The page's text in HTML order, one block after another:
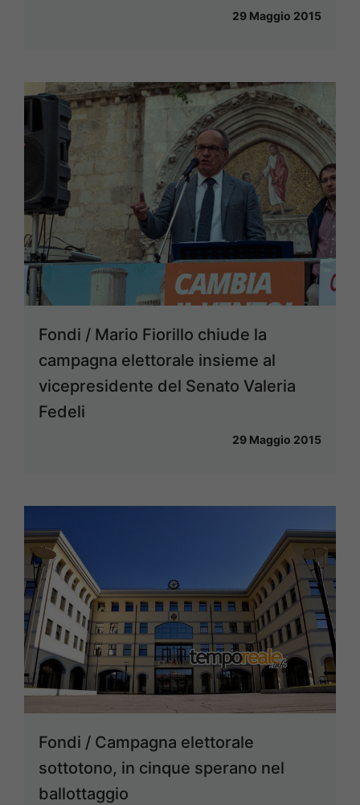
29 Maggio 2015
Fondi / Mario Fiorillo chiude la
campagna elettorale insieme al
vicepresidente del Senato Valeria
Fedeli
29 Maggio 2015
Fondi / Campagna elettorale
sottotono, in cinque sperano nel
ballottaggio